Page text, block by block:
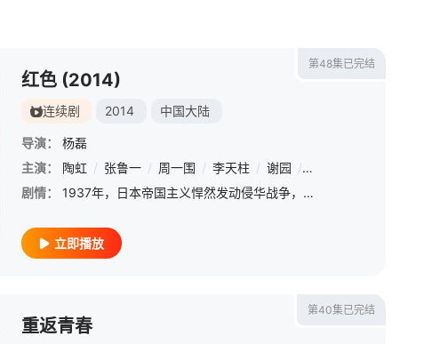
黄朔 黄婷婷 / 黄艺馨 / 姜贞羽 / 开思源 / 梁汉文
第48集已完结
红色 (2014)
连续剧 2014 中国大陆
导演：
杨磊
主演：
陶虹 / 张鲁一 / 周一围 / 李天柱 / 谢园 / 林栋甫
剧情：
1937年，日本帝国主义悍然发动侵华战争，中华民族从此进入了生死存亡的关键时期【嘿叭电影-高清视频免费在线观看】连绵三个月的淞沪会战以国军败退黯然落幕，日寇的铁蹄踏碎十里洋场的歌舞梦，各方势力在这座繁
立即播放
第40集已完结
重返青春